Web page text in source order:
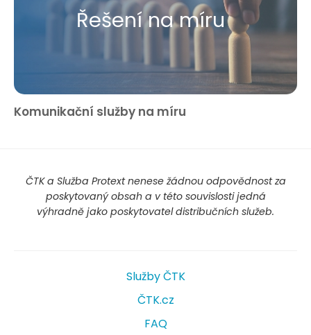
Řešení na míru
Komunikační služby na míru
ČTK a Služba Protext nenese žádnou odpovědnost za
poskytovaný obsah a v této souvislosti jedná
výhradně jako poskytovatel distribučních služeb.
Služby ČTK
ČTK.cz
FAQ